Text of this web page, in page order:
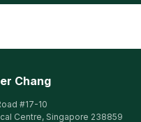
Chang
#17-10
Centre, Singapore 238859